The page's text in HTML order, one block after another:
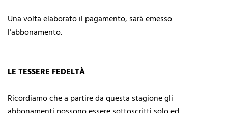
Una volta elaborato il pagamento, sarà emesso
l’abbonamento.
LE TESSERE FEDELTÀ
Ricordiamo che a partire da questa stagione gli